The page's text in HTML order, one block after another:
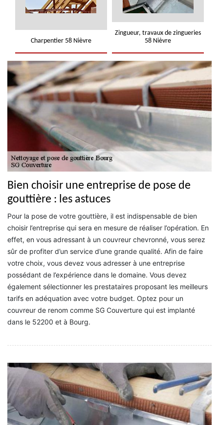
Charpentier 58 Nièvre
Zingueur, travaux de zingueries
58 Nièvre
Bien choisir une entreprise de pose de
gouttière : les astuces
Pour la pose de votre gouttière, il est indispensable de bien
choisir l’entreprise qui sera en mesure de réaliser l’opération. En
effet, en vous adressant à un couvreur chevronné, vous serez
sûr de profiter d’un service d’une grande qualité. Afin de faire
votre choix, vous devez vous adresser à une entreprise
possédant de l’expérience dans le domaine. Vous devez
également sélectionner les prestataires proposant les meilleurs
tarifs en adéquation avec votre budget. Optez pour un
couvreur de renom comme SG Couverture qui est implanté
dans le 52200 et à Bourg.